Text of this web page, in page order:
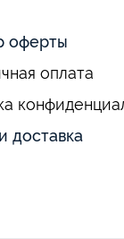
оферты
оплата
доставка